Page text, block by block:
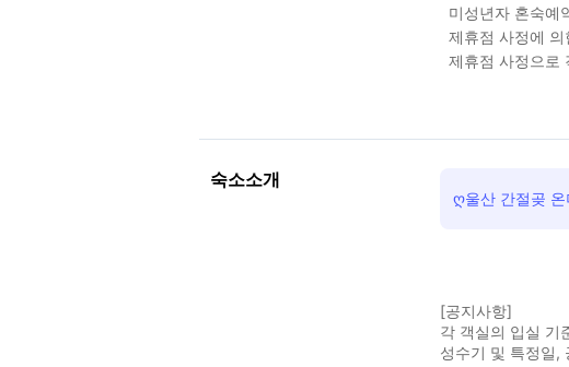
미성년자 혼숙예
제휴점 사정에
제휴점 사정으로
숙소소개
ღ울산 간절곶
[공지사항]
각 객실의 입실 기
성수기 및 특정일,